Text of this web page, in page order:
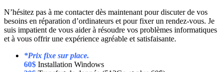
N’hésitez pas à me contacter dès maintenant pour discuter de vos
besoins en réparation d’ordinateurs et pour fixer un rendez-vous. Je
suis impatient de vous aider à résoudre vos problèmes informatiques
et à vous offrir une expérience agréable et satisfaisante.
*Prix fixe sur place.
60$ Installation Windows